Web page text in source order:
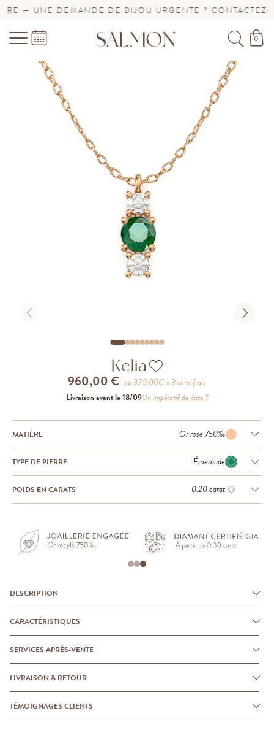
— UNE DEMANDE DE BIJOU URGENTE ? CONTACTEZ-
0
Kelia
960,00 € ou320.00€ x 3 sans frais
Livraison avant le 18/09Un impératif de date ?
MATIÈRE Or rose 750‰
TYPE DE PIERRE Émeraude
POIDS EN CARATS 0.20 carat
DESCRIPTION
CARACTÉRISTIQUES
SERVICES APRÈS-VENTE
LIVRAISON & RETOUR
TÉMOIGNAGES CLIENTS